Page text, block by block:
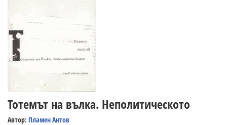
Тотемът на вълка. Неполитическото
Автор: Пламен Антов